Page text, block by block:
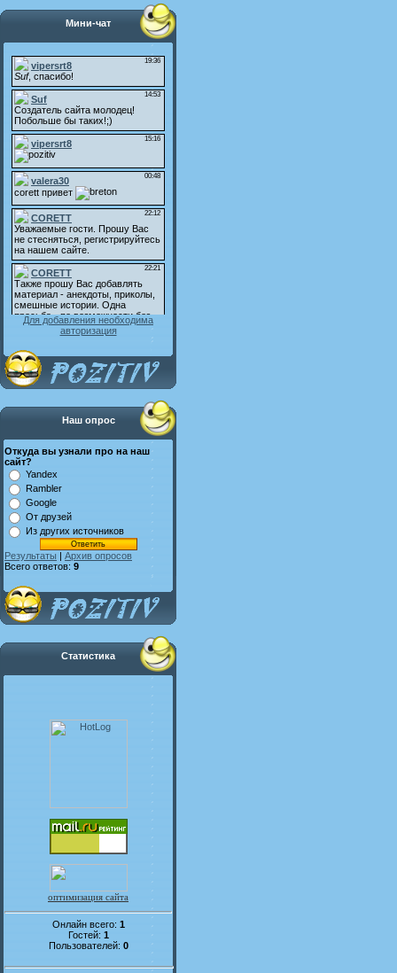
Мини-чат
Для добавления необходима
авторизация
Наш опрос
Откуда вы узнали про на наш
сайт?
Yandex
Rambler
Google
От друзей
Из других источников
Результаты | Архив опросов
Всего ответов: 9
Статистика
оптимизация сайта
Онлайн всего: 1
Гостей: 1
Пользователей: 0